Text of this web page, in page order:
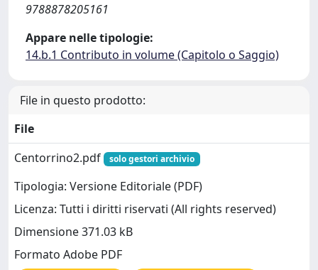
9788878205161
Appare nelle tipologie:
14.b.1 Contributo in volume (Capitolo o Saggio)
File in questo prodotto:
File
Centorrino2.pdf
solo gestori archivio
Tipologia: Versione Editoriale (PDF)
Licenza: Tutti i diritti riservati (All rights reserved)
Dimensione 371.03 kB
Formato Adobe PDF